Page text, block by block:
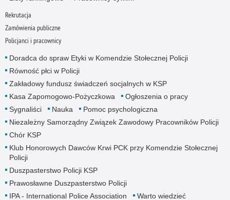
Rekrutacja
Zamówienia publiczne
Policjanci i pracownicy
Doradca do spraw Etyki w Komendzie Stołecznej Policji
Równość płci w Policji
Zakładowy fundusz świadczeń socjalnych w KSP
Kasa Zapomogowo-Pożyczkowa
Ogłoszenia o pracy
Sygnaliści
Nauka
Pomoc psychologiczna
Niezależny Samorządny Związek Zawodowy Pracowników Policji
Chór KSP
Klub Honorowych Dawców Krwi PCK przy Komendzie Stołecznej
Policji
Duszpasterstwo Policji KSP
Prawosławne Duszpasterstwo Policji
IPA - International Police Association
Warto wiedzieć